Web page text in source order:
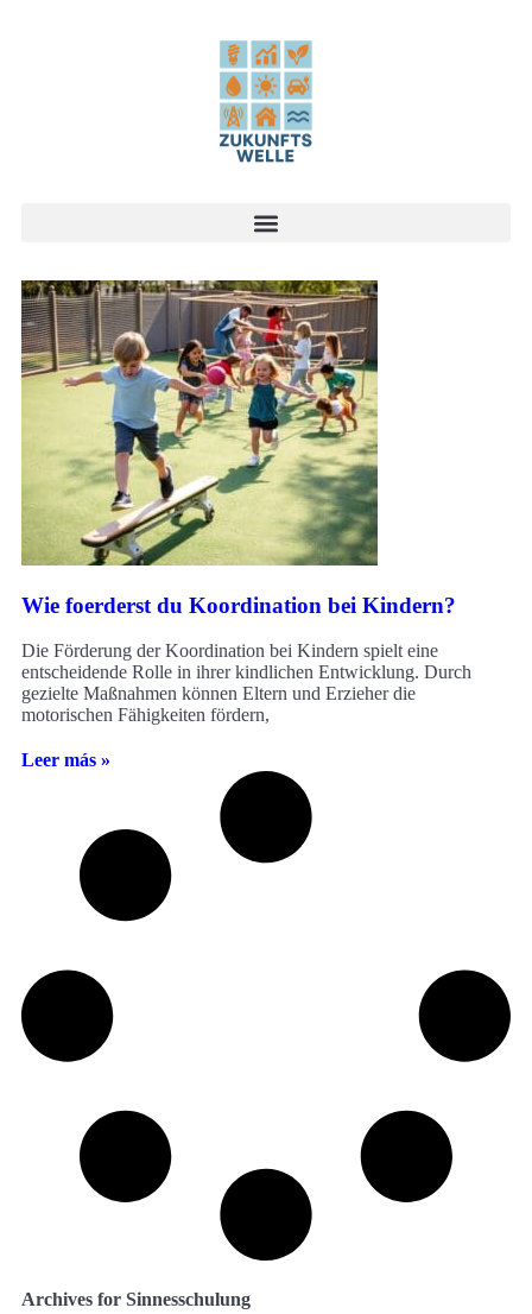
Wie foerderst du Koordination bei Kindern?
Die Förderung der Koordination bei Kindern spielt eine
entscheidende Rolle in ihrer kindlichen Entwicklung. Durch
gezielte Maßnahmen können Eltern und Erzieher die
motorischen Fähigkeiten fördern,
Leer más »
Archives for Sinnesschulung